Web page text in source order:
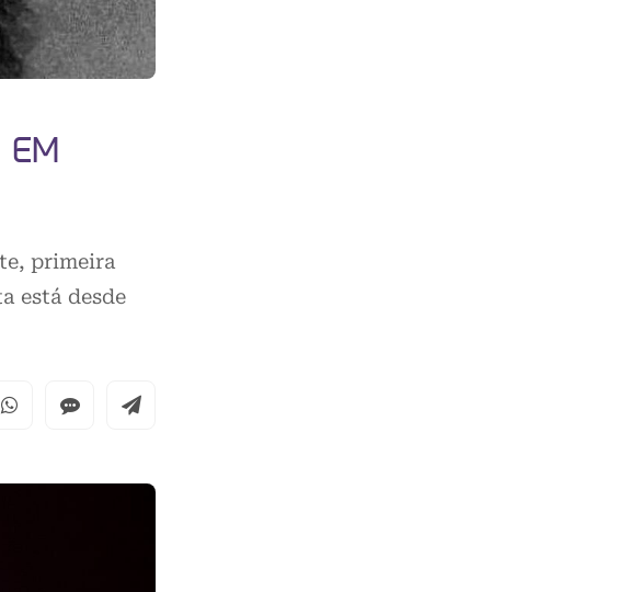
EM
primeira
está desde